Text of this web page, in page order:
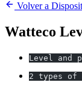
Volver a
Watteco
Level and
2 types of